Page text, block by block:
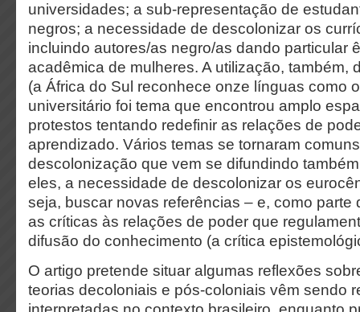
universidades; a sub-representação de
negros; a necessidade de descolonizar os
incluindo autores/as negro/as dando particular
acadêmica de mulheres. A utilização, também,
(a África do Sul reconhece onze línguas como
universitário foi tema que encontrou amplo
protestos tentando redefinir as relações de
aprendizado. Vários temas se tornaram
descolonização que vem se difundindo
eles, a necessidade de descolonizar os
seja, buscar novas referências – e, como parte
as críticas às relações de poder que
difusão do conhecimento (a crítica
O artigo pretende situar algumas reflexões
teorias decoloniais e pós-coloniais vêm sendo